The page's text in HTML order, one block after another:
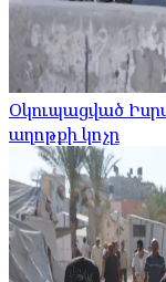
Օկուպացված
աղոթքի կոչը